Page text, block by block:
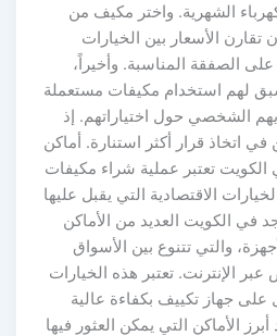
الشهرية. واختر مكيف من
الأسعار بين الخيارات
الصفقة المناسبة. وأخيراً،
لهم استخدام مكيفات مستعملة
الشخصي حول اختياراتهم. إذ
اتخاذ قرار أكثر استنارة. أماكن
تعتبر عملية شراء مكيفات
الاقتصادية التي يقبل عليها
في الكويت العديد من الأماكن
والتي تتنوع بين الأسواق
عبر الإنترنت. تعتبر هذه الخيارات
جهاز تكييف بكفاءة عالية
الأماكن التي يمكن العثور فيها